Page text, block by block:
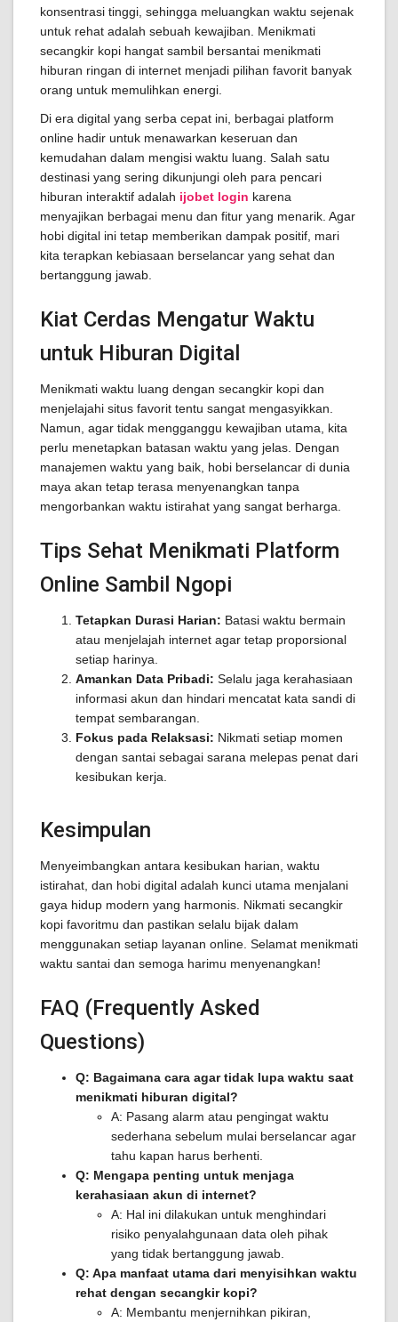
konsentrasi tinggi, sehingga meluangkan waktu sejenak
untuk rehat adalah sebuah kewajiban. Menikmati
secangkir kopi hangat sambil bersantai menikmati
hiburan ringan di internet menjadi pilihan favorit banyak
orang untuk memulihkan energi.
Di era digital yang serba cepat ini, berbagai platform
online hadir untuk menawarkan keseruan dan
kemudahan dalam mengisi waktu luang. Salah satu
destinasi yang sering dikunjungi oleh para pencari
hiburan interaktif adalah ijobet login karena
menyajikan berbagai menu dan fitur yang menarik. Agar
hobi digital ini tetap memberikan dampak positif, mari
kita terapkan kebiasaan berselancar yang sehat dan
bertanggung jawab.
Kiat Cerdas Mengatur Waktu
untuk Hiburan Digital
Menikmati waktu luang dengan secangkir kopi dan
menjelajahi situs favorit tentu sangat mengasyikkan.
Namun, agar tidak mengganggu kewajiban utama, kita
perlu menetapkan batasan waktu yang jelas. Dengan
manajemen waktu yang baik, hobi berselancar di dunia
maya akan tetap terasa menyenangkan tanpa
mengorbankan waktu istirahat yang sangat berharga.
Tips Sehat Menikmati Platform
Online Sambil Ngopi
Tetapkan Durasi Harian: Batasi waktu bermain
atau menjelajah internet agar tetap proporsional
setiap harinya.
Amankan Data Pribadi: Selalu jaga kerahasiaan
informasi akun dan hindari mencatat kata sandi di
tempat sembarangan.
Fokus pada Relaksasi: Nikmati setiap momen
dengan santai sebagai sarana melepas penat dari
kesibukan kerja.
Kesimpulan
Menyeimbangkan antara kesibukan harian, waktu
istirahat, dan hobi digital adalah kunci utama menjalani
gaya hidup modern yang harmonis. Nikmati secangkir
kopi favoritmu dan pastikan selalu bijak dalam
menggunakan setiap layanan online. Selamat menikmati
waktu santai dan semoga harimu menyenangkan!
FAQ (Frequently Asked
Questions)
Q: Bagaimana cara agar tidak lupa waktu saat
menikmati hiburan digital?
A: Pasang alarm atau pengingat waktu
sederhana sebelum mulai berselancar agar
tahu kapan harus berhenti.
Q: Mengapa penting untuk menjaga
kerahasiaan akun di internet?
A: Hal ini dilakukan untuk menghindari
risiko penyalahgunaan data oleh pihak
yang tidak bertanggung jawab.
Q: Apa manfaat utama dari menyisihkan waktu
rehat dengan secangkir kopi?
A: Membantu menjernihkan pikiran,